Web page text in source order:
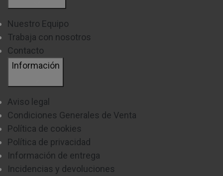
Nuestro Equipo
Trabaja con nosotros
Contacto
Información
Aviso legal
Condiciones Generales de Venta
Política de cookies
Política de privacidad
Información de entrega
Incidencias y devoluciones